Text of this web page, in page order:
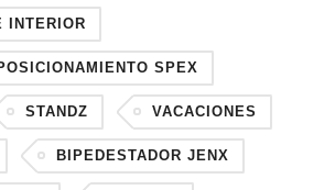
INTERIOR
SPEX
STANDZ VACACIONES
BIPEDESTADOR JENX